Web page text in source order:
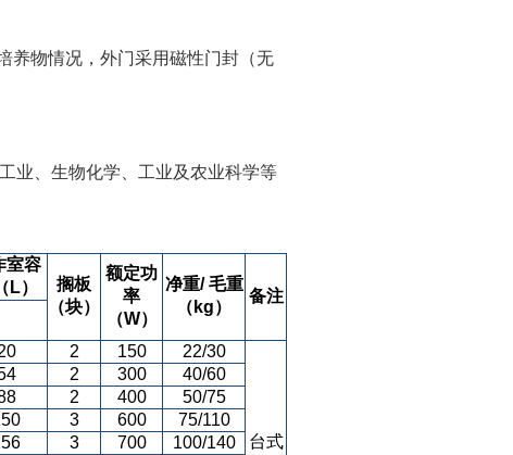
养物情况，外门采用磁性门封（无
、生物化学、工业及农业科学等
室容
L）
搁板
（块）
额定功
率
（W）
净重/ 毛重
（kg）
备注
2 150 22/30
台式
2 300
40/60
2 400
50/75
3 600
75/110
3 700
100/140